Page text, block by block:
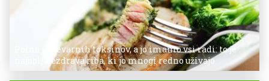
Polna je nevarnih toksinov, a jo imamo vsi radi: to je
najbolj nezdrava riba, ki jo mnogi redno uživajo